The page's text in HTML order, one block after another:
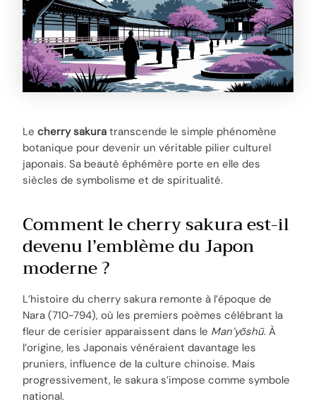
Lecherry sakura transcende le simple phénomène
botanique pour devenir un véritable pilier culturel
japonais. Sa beauté éphémère porte en elle des
siècles de symbolisme et de spiritualité.
Comment le cherry sakura est-il
devenu l’emblème du Japon
moderne ?
L’histoire du cherry sakura remonte à l’époque de
Nara (710-794), où les premiers poèmes célébrant la
fleur de cerisier apparaissent dans le Man’yōshū. À
l’origine, les Japonais vénéraient davantage les
pruniers, influence de la culture chinoise. Mais
progressivement, le sakura s’impose comme symbole
national.